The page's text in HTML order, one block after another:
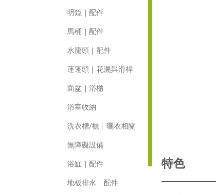
明鏡｜配件
馬桶｜配件
水龍頭｜配件
蓮蓬頭｜花灑與滑桿
面盆｜浴櫃
浴室收納
洗衣槽/櫃｜曬衣相關
無障礙設備
浴缸｜配件
地板排水｜配件
特色